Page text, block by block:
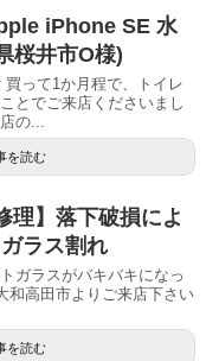
iPhone SE 水
桜井市O様)
って1か月程で、トイレ
とでご来店くださいまし
の...
を読む
理】落下破損によ
ラス割れ
ガラスがバキバキになっ
和高田市よりご来店下さい
を読む